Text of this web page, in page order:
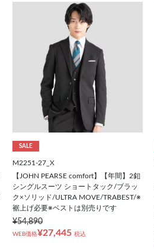
SALE
M2251-27_X
【JOHN PEARSE comfort】【年間】2釦
シングルスーツ ショートタック/ブラッ
ク×ソリッド/ULTRA MOVE/TRABEST/※
裾上げ必要※ベストは別売りです
¥54,890
WEB価格¥27,445 税込